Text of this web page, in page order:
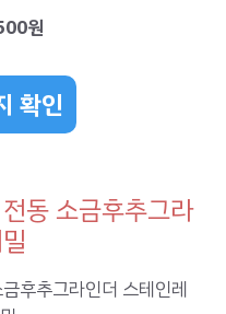
원
확인
동 소금후추그라